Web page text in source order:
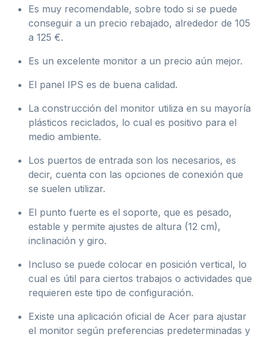
Es muy recomendable, sobre todo si se puede
conseguir a un precio rebajado, alrededor de 105
a 125 €.
Es un excelente monitor a un precio aún mejor.
El panel IPS es de buena calidad.
La construcción del monitor utiliza en su mayoría
plásticos reciclados, lo cual es positivo para el
medio ambiente.
Los puertos de entrada son los necesarios, es
decir, cuenta con las opciones de conexión que
se suelen utilizar.
El punto fuerte es el soporte, que es pesado,
estable y permite ajustes de altura (12 cm),
inclinación y giro.
Incluso se puede colocar en posición vertical, lo
cual es útil para ciertos trabajos o actividades que
requieren este tipo de configuración.
Existe una aplicación oficial de Acer para ajustar
el monitor según preferencias predeterminadas y